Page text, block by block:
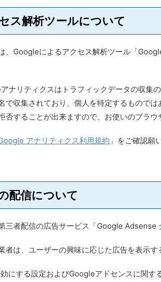
ス解析ツールについて
、Googleによるアクセス解析ツール「
ナリティクスはトラフィックデータの収集
で収集されており、個人を特定するもので
否することが出来ますので、お使いのブラウ
アナリティクス利用規約 」をご確認願
配信について
三者配信の広告サービス「Google Adsense
者は、ユーザーの興味に応じた広告を表示
にする設定およびGoogleアドセンスに関す